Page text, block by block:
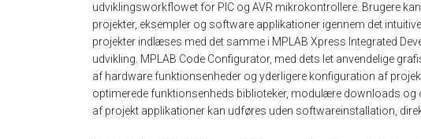
udviklingsworkflowet for PIC og AVR mikrokontrollere. Brugere
projekter, eksempler og software applikationer igennem det
projekter indlæses med det samme i MPLAB Xpress Integrated
udvikling. MPLAB Code Configurator, med dets let anvendelige
af hardware funktionsenheder og yderligere konfiguration af
optimerede funktionsenheds biblioteker, modulære downloads og
af projekt applikationer kan udføres uden softwareinstallation,